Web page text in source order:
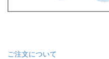
ご注文について